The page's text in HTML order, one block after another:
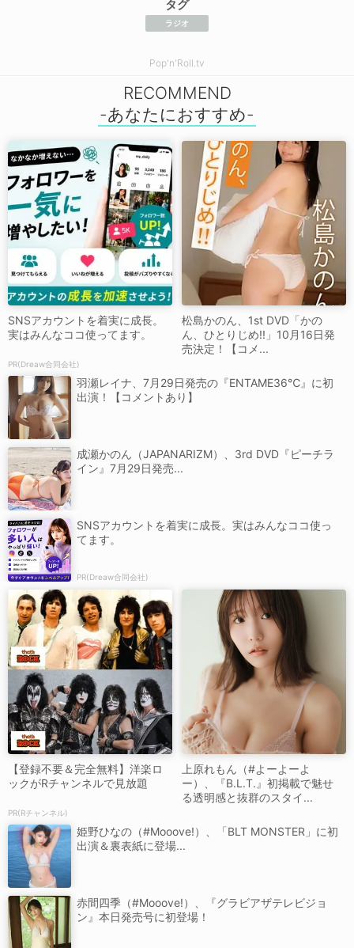
タグ
ラジオ
Pop'n'Roll.tv
RECOMMEND
SNSアカウントを着実に成長。
実はみんなココ使ってます。
PR(Dreaw合同会社)
松島かのん、1st DVD「かの
ん、ひとりじめ!!」10月16日発
売決定！【コメ...
羽瀬レイナ、7月29日発売の『ENTAME36℃』に初
出演！【コメントあり】
成瀬かのん（JAPANARIZM）、3rd DVD『ピーチラ
イン』7月29日発売...
SNSアカウントを着実に成長。実はみんなココ使っ
てます。
PR(Dreaw合同会社)
【登録不要＆完全無料】洋楽ロ
ックがRチャンネルで見放題
PR(Rチャンネル)
上原れもん（#よーよーよ
ー）、『B.L.T.』初掲載で魅せ
る透明感と抜群のスタイ...
姫野ひなの（#Mooove!）、「BLT MONSTER」に初
出演＆裏表紙に登場...
赤間四季（#Mooove!）、『グラビアザテレビジョ
ン』本日発売号に初登場！